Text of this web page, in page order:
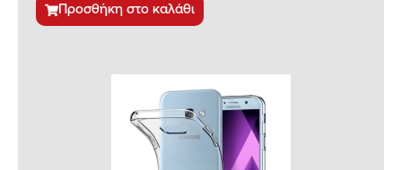
Προσθήκη στο καλάθι